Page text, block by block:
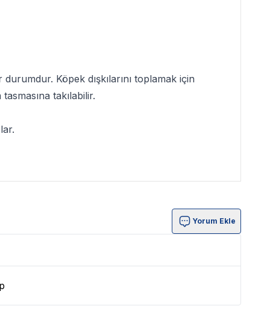
durumdur. Köpek dışkılarını toplamak için
takılabilir.
Yorum Ekle